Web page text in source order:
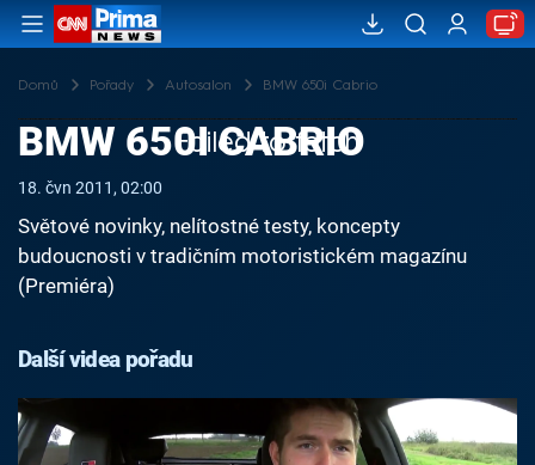
Domů Pořady Autosalon BMW 650i Cabrio
Failed to fetch
BMW 650I CABRIO
18. čvn 2011, 02:00
Světové novinky, nelítostné testy, koncepty
budoucnosti v tradičním motoristickém magazínu
(Premiéra)
Další videa pořadu